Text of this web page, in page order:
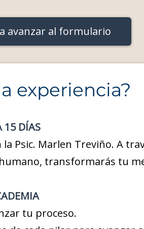
avanzar al formulario
experiencia?
15 DÍAS
Psic. Marlen Treviño. A
transformarás tu
tu proceso.